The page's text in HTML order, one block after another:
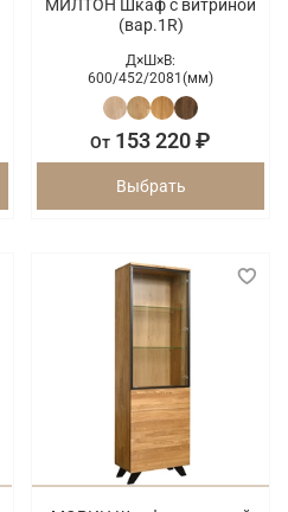
МИЛТОН Шкаф с витриной
(вар.1R)
Д×Ш×В:
600/452/2081(мм)
От 153 220 ₽
Выбрать